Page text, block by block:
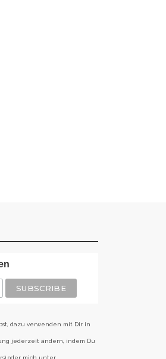
dazu verwenden mit Dir in
jederzeit ändern, indem Du
oder mich unter